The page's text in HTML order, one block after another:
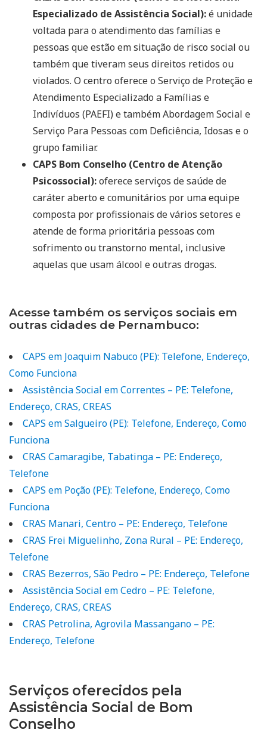
Especializado de Assistência Social):é unidade
voltada para o atendimento das famílias e
pessoas que estão em situação de risco social ou
também que tiveram seus direitos retidos ou
violados. O centro oferece o Serviço de Proteção e
Atendimento Especializado a Famílias e
Indivíduos (PAEFI) e também Abordagem Social e
Serviço Para Pessoas com Deficiência, Idosas e o
grupo familiar.
CAPS Bom Conselho (Centro de Atenção
Psicossocial):oferece serviços de saúde de
caráter aberto e comunitários por uma equipe
composta por profissionais de vários setores e
atende de forma prioritária pessoas com
sofrimento ou transtorno mental, inclusive
aquelas que usam álcool e outras drogas.
Acesse também os serviços sociais em
outras cidades de Pernambuco:
CAPS em Joaquim Nabuco (PE): Telefone, Endereço,
Como Funciona
Assistência Social em Correntes – PE: Telefone,
Endereço, CRAS, CREAS
CAPS em Salgueiro (PE): Telefone, Endereço, Como
Funciona
CRAS Camaragibe, Tabatinga – PE: Endereço,
Telefone
CAPS em Poção (PE): Telefone, Endereço, Como
Funciona
CRAS Manari, Centro – PE: Endereço, Telefone
CRAS Frei Miguelinho, Zona Rural – PE: Endereço,
Telefone
CRAS Bezerros, São Pedro – PE: Endereço, Telefone
Assistência Social em Cedro – PE: Telefone,
Endereço, CRAS, CREAS
CRAS Petrolina, Agrovila Massangano – PE:
Endereço, Telefone
Serviços oferecidos pela
Assistência Social de Bom
Conselho